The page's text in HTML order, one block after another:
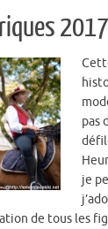
2017
pas
je
de tous les